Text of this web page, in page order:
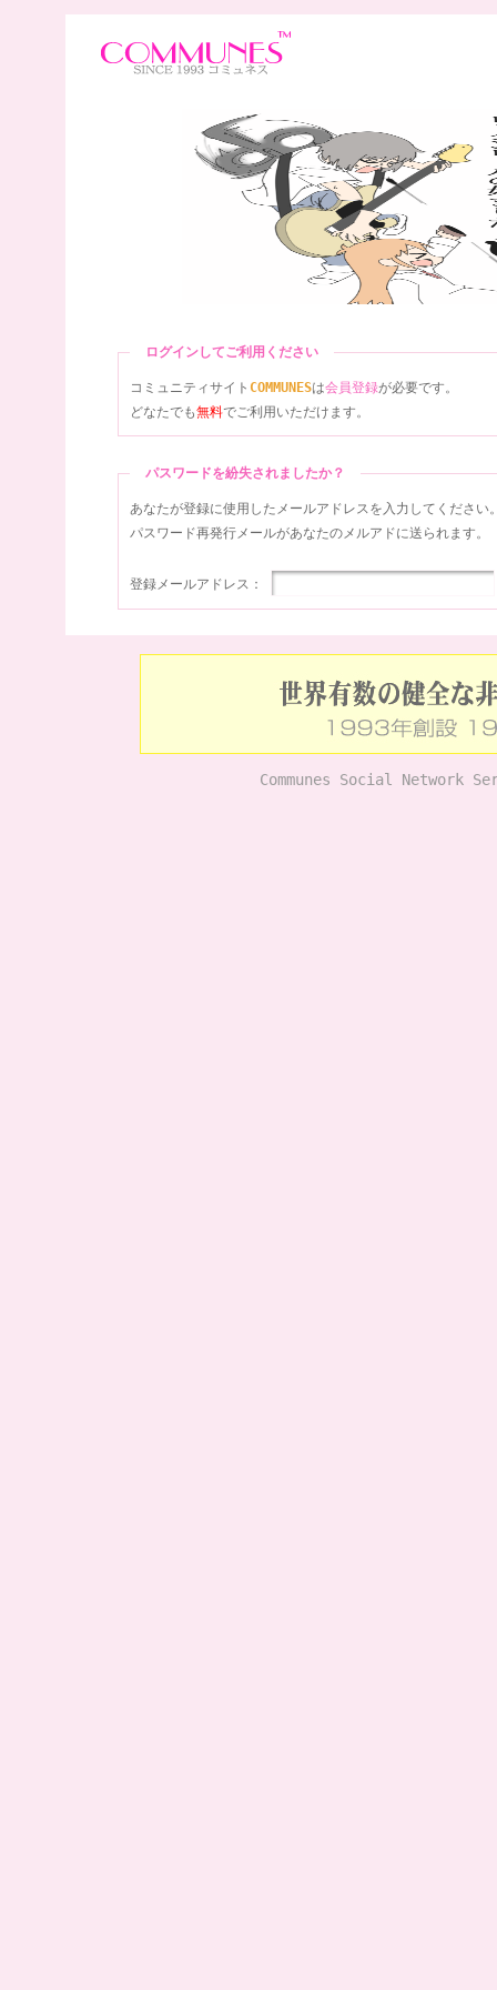
ログインしてご利用ください
コミュニティサイト COMMUNESは会員登録が必要です。
どなたでも無料でご利用いただけます。
パスワードを紛失されましたか？
あなたが登録に使用したメールアドレスを入力してください
パスワード再発行メールがあなたのメルアドに送られます。
登録メールアドレス：
Communes Social Network